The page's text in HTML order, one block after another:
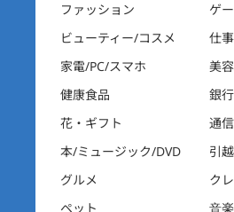
ファッション
ビューティー/コスメ
家電/PC/スマホ
健康食品
花・ギフト
本/ミュージック/DVD
グルメ
ペット
ゲ
仕
美
銀
通
引
ク
音